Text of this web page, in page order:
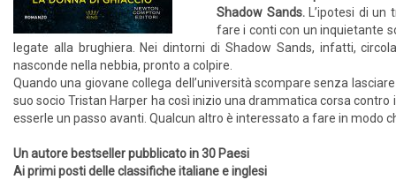
Shadow Sands.L’ipotesi di un
fare i conti con un inquietante
legate alla brughiera. Nei dintorni di Shadow Sands, infatti,
nasconde nella nebbia, pronto a colpire.
Quando una giovane collega dell’università scompare senza
suo socio Tristan Harper ha così inizio una drammatica corsa contro
esserle un passo avanti. Qualcun altro è interessato a fare in modo
Un autore bestseller pubblicato in 30 Paesi
Ai primi posti delle classifiche italiane e inglesi